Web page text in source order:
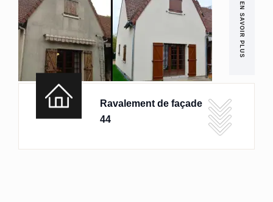
EN SAVOIR PLUS
Ravalement de façade
44